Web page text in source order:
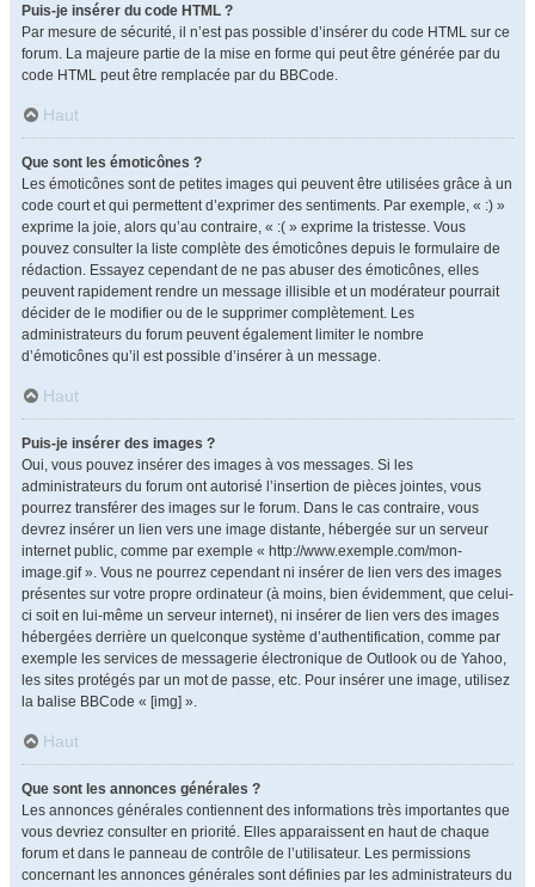
Puis-je insérer du code HTML ?
Par mesure de sécurité, il n’est pas possible d’insérer du code HTML sur ce
forum. La majeure partie de la mise en forme qui peut être générée par du
code HTML peut être remplacée par du BBCode.
Haut
Que sont les émoticônes ?
Les émoticônes sont de petites images qui peuvent être utilisées grâce à un
code court et qui permettent d’exprimer des sentiments. Par exemple, « :) »
exprime la joie, alors qu’au contraire, « :( » exprime la tristesse. Vous
pouvez consulter la liste complète des émoticônes depuis le formulaire de
rédaction. Essayez cependant de ne pas abuser des émoticônes, elles
peuvent rapidement rendre un message illisible et un modérateur pourrait
décider de le modifier ou de le supprimer complètement. Les
administrateurs du forum peuvent également limiter le nombre
d’émoticônes qu’il est possible d’insérer à un message.
Haut
Puis-je insérer des images ?
Oui, vous pouvez insérer des images à vos messages. Si les
administrateurs du forum ont autorisé l’insertion de pièces jointes, vous
pourrez transférer des images sur le forum. Dans le cas contraire, vous
devrez insérer un lien vers une image distante, hébergée sur un serveur
internet public, comme par exemple « http://www.exemple.com/mon-
image.gif ». Vous ne pourrez cependant ni insérer de lien vers des images
présentes sur votre propre ordinateur (à moins, bien évidemment, que celui-
ci soit en lui-même un serveur internet), ni insérer de lien vers des images
hébergées derrière un quelconque système d’authentification, comme par
exemple les services de messagerie électronique de Outlook ou de Yahoo,
les sites protégés par un mot de passe, etc. Pour insérer une image, utilisez
la balise BBCode « [img] ».
Haut
Que sont les annonces générales ?
Les annonces générales contiennent des informations très importantes que
vous devriez consulter en priorité. Elles apparaissent en haut de chaque
forum et dans le panneau de contrôle de l’utilisateur. Les permissions
concernant les annonces générales sont définies par les administrateurs du